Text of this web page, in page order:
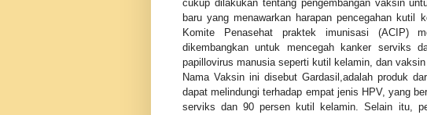
cukup dilakukan tentang pengembangan vaksin
baru yang menawarkan harapan pencegahan kutil
Komite Penasehat praktek imunisasi (ACIP)
dikembangkan untuk mencegah kanker serviks
papillovirus manusia seperti kutil kelamin, dan
Nama Vaksin ini disebut Gardasil,adalah produk
dapat melindungi terhadap empat jenis HPV, yang
serviks dan 90 persen kutil kelamin.Selain itu,